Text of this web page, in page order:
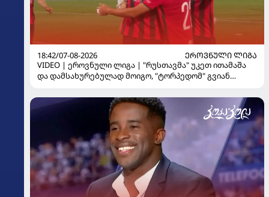
18:42/07-08-2026
ᲔᲠᲝᲕᲜᲣᲚᲘ ᲚᲘᲒᲐ
VIDEO | ეროვნული ლიგა | "რუსთავმა" უკეთ ითამაშა
და დამსახურებულად მოიგო, "ტორპედომ" გვიან